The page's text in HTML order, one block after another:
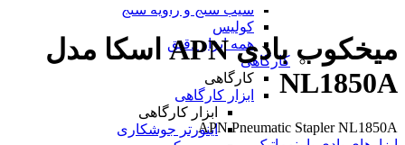
شیب سنج و زاویه سنج
کولیس
همه ابزار دقیق
کارگاهی
کارگاهی
ابزار کارگاهی
ابزار کارگاهی
اینورتر جوشکاری
میخکوب بادی APN اسکا مدل
NL1850A
APN Pneumatic Stapler NL1850A